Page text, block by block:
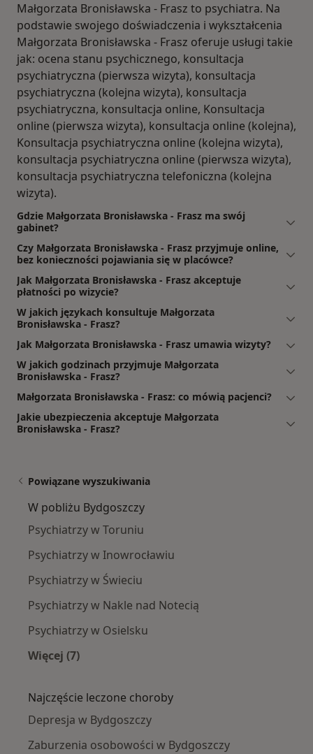
Małgorzata Bronisławska - Frasz to psychiatra. Na
podstawie swojego doświadczenia i wykształcenia
Małgorzata Bronisławska - Frasz oferuje usługi takie
jak: ocena stanu psychicznego, konsultacja
psychiatryczna (pierwsza wizyta), konsultacja
psychiatryczna (kolejna wizyta), konsultacja
psychiatryczna, konsultacja online, Konsultacja
online (pierwsza wizyta), konsultacja online (kolejna),
Konsultacja psychiatryczna online (kolejna wizyta),
konsultacja psychiatryczna online (pierwsza wizyta),
konsultacja psychiatryczna telefoniczna (kolejna
wizyta).
Gdzie Małgorzata Bronisławska - Frasz ma swój
gabinet?
Czy Małgorzata Bronisławska - Frasz przyjmuje online,
bez konieczności pojawiania się w placówce?
Jak Małgorzata Bronisławska - Frasz akceptuje
płatności po wizycie?
W jakich językach konsultuje Małgorzata
Bronisławska - Frasz?
Jak Małgorzata Bronisławska - Frasz umawia wizyty?
W jakich godzinach przyjmuje Małgorzata
Bronisławska - Frasz?
Małgorzata Bronisławska - Frasz: co mówią pacjenci?
Jakie ubezpieczenia akceptuje Małgorzata
Bronisławska - Frasz?
Powiązane wyszukiwania
W pobliżu Bydgoszczy
Psychiatrzy w Toruniu
Psychiatrzy w Inowrocławiu
Psychiatrzy w Świeciu
Psychiatrzy w Nakle nad Notecią
Psychiatrzy w Osielsku
Więcej (7)
Najczęście leczone choroby
Depresja w Bydgoszczy
Zaburzenia osobowości w Bydgoszczy